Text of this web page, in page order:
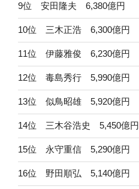
9位 安田隆夫 6,380億円
10位 三木正浩 6,300億円
11位 伊藤雅俊 6,230億円
12位 毒島秀行 5,990億円
13位 似鳥昭雄 5,920億円
14位 三木谷浩史 5,450億円
15位 永守重信 5,290億円
16位 野田順弘 5,140億円